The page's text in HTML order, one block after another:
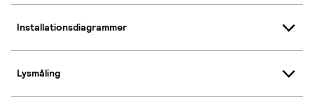
Installationsdiagrammer
Lysmåling